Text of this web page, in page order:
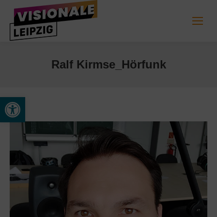
Werkzeugleiste öffnen
Ralf Kirmse_Hörfunk